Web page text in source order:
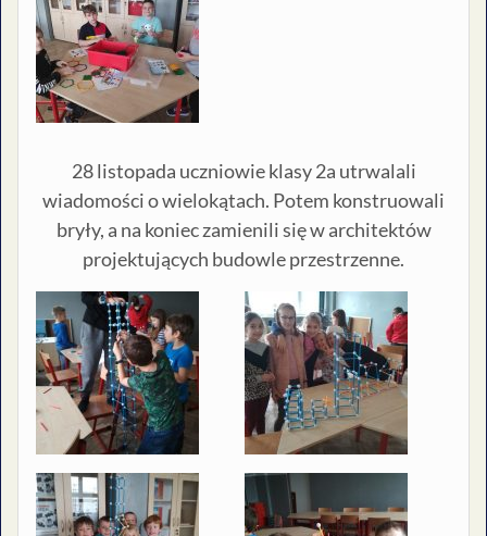
28 listopada uczniowie klasy 2a utrwalali
wiadomości o wielokątach. Potem konstruowali
bryły, a na koniec zamienili się w architektów
projektujących budowle przestrzenne.